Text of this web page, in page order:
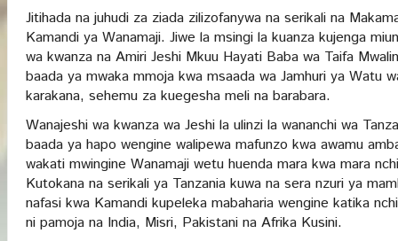
Jitihada na juhudi za ziada zilizofanywa na serikali na
Kamandi ya Wanamaji. Jiwe la msingi la kuanza kujenga
wa kwanza na Amiri Jeshi Mkuu Hayati Baba wa Taifa
baada ya mwaka mmoja kwa msaada wa Jamhuri ya Watu
karakana, sehemu za kuegesha meli na barabara.
Wanajeshi wa kwanza wa Jeshi la ulinzi la wananchi wa
baada ya hapo wengine walipewa mafunzo kwa awamu
wakati mwingine Wanamaji wetu huenda mara kwa mara
Kutokana na serikali ya Tanzania kuwa na sera nzuri ya
nafasi kwa Kamandi kupeleka mabaharia wengine katika
ni pamoja na India, Misri, Pakistani na Afrika Kusini.